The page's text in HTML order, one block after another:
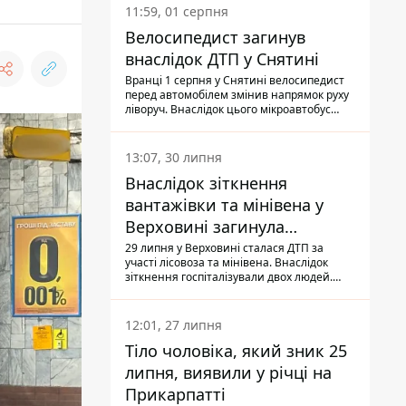
11:59, 01 серпня
Велосипедист загинув
внаслідок ДТП у Снятині
Вранці 1 серпня у Снятині велосипедист
перед автомобілем змінив напрямок руху
ліворуч. Внаслідок цього мікроавтобус
13:07, 30 липня
Внаслідок зіткнення
вантажівки та мінівена у
Верховині загинула
пасажирка, водійка - у
лікарні
29 липня у Верховині сталася ДТП за
участі лісовоза та мінівена. Внаслідок
зіткнення госпіталізували двох людей.
Також травми отримала водійка
автомобіля.
12:01, 27 липня
Тіло чоловіка, який зник 25
липня, виявили у річці на
Прикарпатті